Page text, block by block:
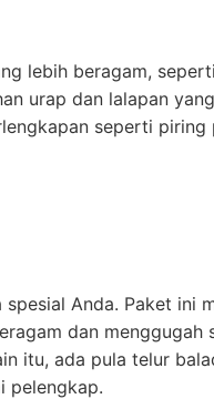
lebih beragam,
urap dan lalapan
seperti
Anda. Paket ini
dan
itu, ada pula telur
pelengkap.